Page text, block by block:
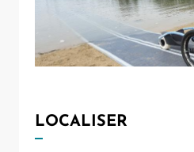
LOCALISER